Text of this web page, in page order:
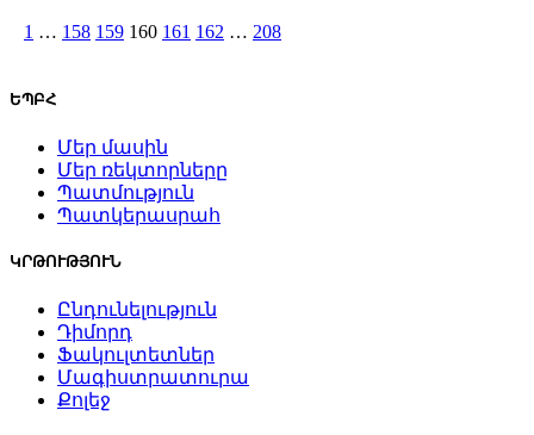
1 … 158 159 160 161 162 … 208
ԵՊԲՀ
Մեր մասին
Մեր ռեկտորները
Պատմություն
Պատկերասրահ
ԿՐԹՈՒԹՅՈՒՆ
Ընդունելություն
Դիմորդ
Ֆակուլտետներ
Մագիստրատուրա
Քոլեջ